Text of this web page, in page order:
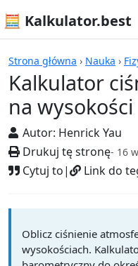
🧮 Kalkulator.best
Strona główna › Nauka ›
Kalkulator
na wysokości
Autor: Henrick Yau
Drukuj tę stronę- 16
Cytuj to| Link do
Kalkulatory
Oblicz ciśnienie
wysokościach.